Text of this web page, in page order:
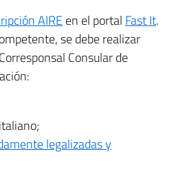
AIRE en el portal Fast It.
se debe realizar
Consular de
legalizadas y